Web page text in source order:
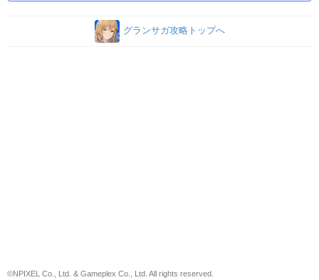
グランサガ攻略トップへ
©NPIXEL Co., Ltd. & Gameplex Co., Ltd. All rights reserved.